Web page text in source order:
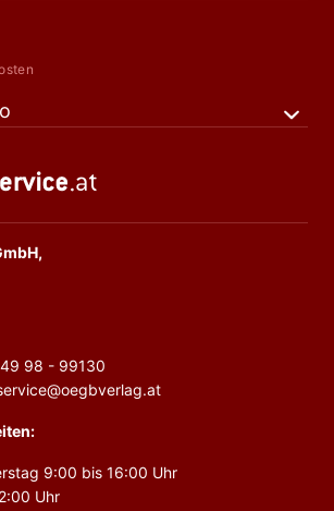
98 - 99130
9:00 bis 16:00 Uhr
Uhr